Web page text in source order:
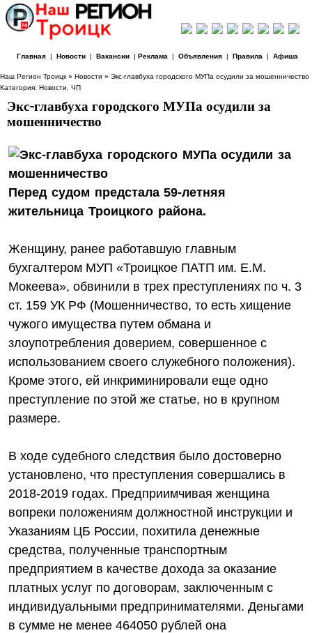
Главная| Новости| Вакансии| Реклама | Объявления| Правила | Афиша
Наш Регион Троицк » Новости » Экс-главбуха городского МУПа осудили за мошенничество
Категория: Новости ЧП
Экс-главбуха городского МУПа осудили за
мошенничество
Перед судом предстала 59-летняя
жительница Троицкого района.
Женщину, ранее работавшую главным
бухгалтером МУП «Троицкое ПАТП им. Е.М.
Мокеева», обвинили в трех преступлениях по ч. 3
ст. 159 УК РФ (Мошенничество, то есть хищение
чужого имущества путем обмана и
злоупотребления доверием, совершенное с
использованием своего служебного положения).
Кроме этого, ей инкриминировали еще одно
преступление по этой же статье, но в крупном
размере.
В ходе судебного следствия было достоверно
установлено, что преступления совершались в
2018-2019 годах. Предприимчивая женщина
вопреки положениям должностной инструкции и
Указаниям ЦБ России, похитила денежные
средства, полученные транспортным
предприятием в качестве дохода за оказание
платных услуг по договорам, заключенным с
индивидуальными предпринимателями. Деньгами
в сумме не менее 464050 рублей она